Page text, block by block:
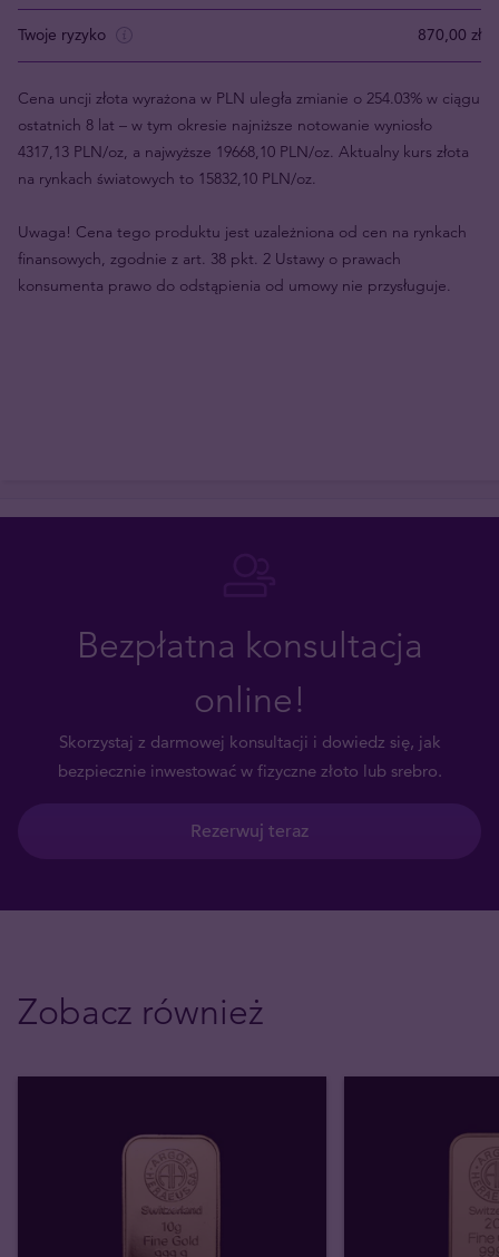
Twoje ryzyko 870,00 zł
Cena uncji złota wyrażona w PLN uległa zmianie o 254.03% w ciągu
ostatnich 8 lat – w tym okresie najniższe notowanie wyniosło
4317,13 PLN/oz, a najwyższe 19668,10 PLN/oz. Aktualny kurs złota
na rynkach światowych to 15832,10 PLN/oz.
Uwaga! Cena tego produktu jest uzależniona od cen na rynkach
finansowych, zgodnie z art. 38 pkt. 2 Ustawy o prawach
konsumenta prawo do odstąpienia od umowy nie przysługuje.
Bezpłatna konsultacja
online!
Skorzystaj z darmowej konsultacji i dowiedz się, jak
bezpiecznie inwestować w fizyczne złoto lub srebro.
Rezerwuj teraz
Zobacz również